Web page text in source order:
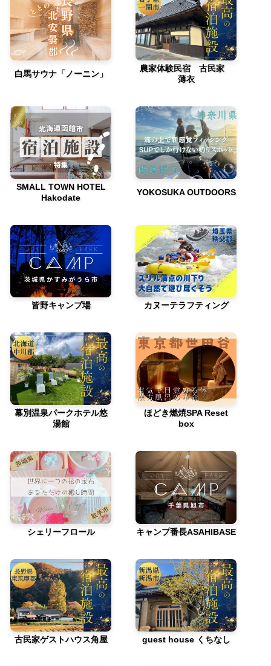
白馬サウナ「ノーニン」
農家体験民宿 古民家
薄衣
SMALL TOWN HOTEL
Hakodate
YOKOSUKA OUTDOORS
皆野キャンプ場 カヌーテラフティング
幕別温泉パークホテル悠
湯館
ほどき燃焼SPA Reset
box
シェリーフロール キャンプ番長ASAHIBASE
古民家ゲストハウス角屋 guest house くちなし